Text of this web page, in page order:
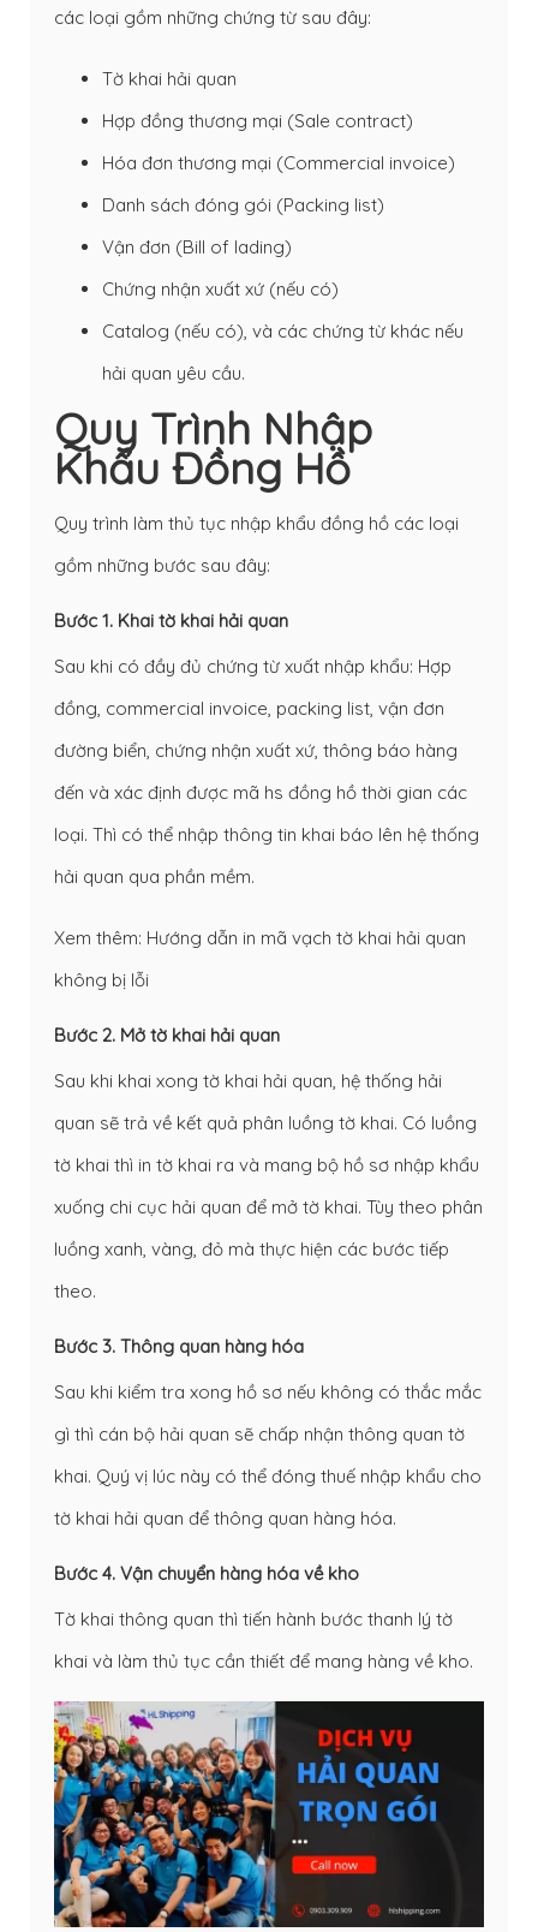
các loại gồm những chứng từ sau đây:
Tờ khai hải quan
Hợp đồng thương mại (Sale contract)
Hóa đơn thương mại (Commercial invoice)
Danh sách đóng gói (Packing list)
Vận đơn (Bill of lading)
Chứng nhận xuất xứ (nếu có)
Catalog (nếu có), và các chứng từ khác nếu
hải quan yêu cầu.
Quy Trình Nhập
Khẩu Đồng Hồ
Quy trình làm thủ tục nhập khẩu đồng hồ các loại
gồm những bước sau đây:
Bước 1. Khai tờ khai hải quan
Sau khi có đầy đủ chứng từ xuất nhập khẩu: Hợp
đồng, commercial invoice, packing list, vận đơn
đường biển, chứng nhận xuất xứ, thông báo hàng
đến và xác định được mã hs đồng hồ thời gian các
loại. Thì có thể nhập thông tin khai báo lên hệ thống
hải quan qua phần mềm.
Xem thêm: Hướng dẫn in mã vạch tờ khai hải quan
không bị lỗi
Bước 2. Mở tờ khai hải quan
Sau khi khai xong tờ khai hải quan, hệ thống hải
quan sẽ trả về kết quả phân luồng tờ khai. Có luồng
tờ khai thì in tờ khai ra và mang bộ hồ sơ nhập khẩu
xuống chi cục hải quan để mở tờ khai. Tùy theo phân
luồng xanh, vàng, đỏ mà thực hiện các bước tiếp
theo.
Bước 3. Thông quan hàng hóa
Sau khi kiểm tra xong hồ sơ nếu không có thắc mắc
gì thì cán bộ hải quan sẽ chấp nhận thông quan tờ
khai. Quý vị lúc này có thể đóng thuế nhập khẩu cho
tờ khai hải quan để thông quan hàng hóa.
Bước 4. Vận chuyển hàng hóa về kho
Tờ khai thông quan thì tiến hành bước thanh lý tờ
khai và làm thủ tục cần thiết để mang hàng về kho.